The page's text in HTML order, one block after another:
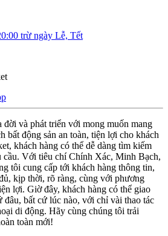
trừ ngày Lễ, Tết
và phát triển với mong muốn mang
bất động sản an toàn, tiện lợi cho khách
khách hàng có thể dễ dàng tìm kiếm
cầu. Với tiêu chí Chính Xác, Minh Bạch,
tôi cung cấp tới khách hàng thông tin,
kịp thời, rõ ràng, cùng với phương
lợi. Giờ đây, khách hàng có thể giao
đâu, bất cứ lúc nào, với chỉ vài thao tác
di động. Hãy cùng chúng tôi trải
toàn mới!